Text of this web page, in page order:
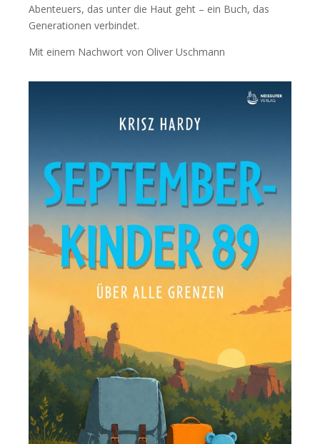
Abenteuers, das unter die Haut geht – ein Buch, das
Generationen verbindet.
Mit einem Nachwort von Oliver Uschmann